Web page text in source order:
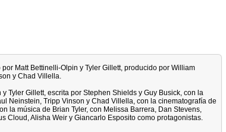
Matt Bettinelli-Olpin y Tyler Gillett, producido por William
y Chad Villella.
Tyler Gillett, escrita por Stephen Shields y Guy Busick, con la
Neinstein, Tripp Vinson y Chad Villella, con la cinematografía de
la música de Brian Tyler, con Melissa Barrera, Dan Stevens,
Cloud, Alisha Weir y Giancarlo Esposito como protagonistas.